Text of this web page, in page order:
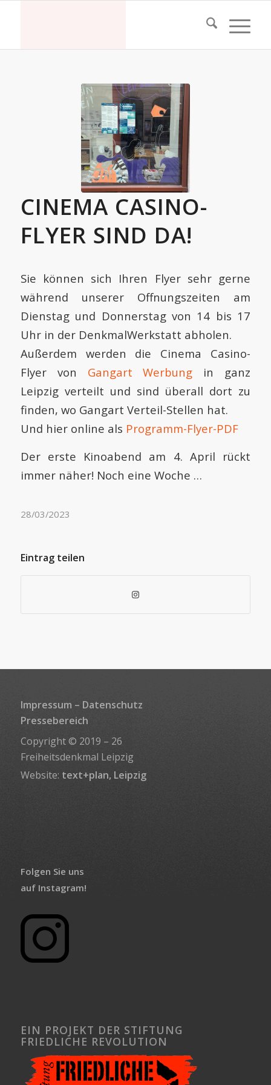
CINEMA CASINO-
FLYER SIND DA!
Sie können sich Ihren Flyer sehr gerne
während unserer Offnungszeiten am
Dienstag und Donnerstag von 14 bis 17
Uhr in der DenkmalWerkstatt abholen.
Außerdem werden die Cinema Casino-
Flyer von Gangart Werbung in ganz
Leipzig verteilt und sind überall dort zu
finden, wo Gangart Verteil-Stellen hat.
Und hier online als Programm-Flyer-PDF
Der erste Kinoabend am 4. April rückt
immer näher! Noch eine Woche …
28/03/2023
Eintrag teilen
Impressum – Datenschutz
Pressebereich
Copyright © 2019 – 26
Freiheitsdenkmal Leipzig
Website: text+plan, Leipzig
Folgen Sie uns
auf Instagram!
EIN PROJEKT DER STIFTUNG
FRIEDLICHE REVOLUTION